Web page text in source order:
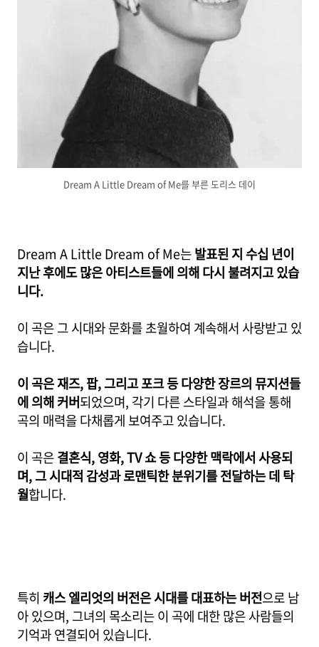
Dream A Little Dream of Me를 부른 도리스 데이
Dream A Little Dream of Me는발표된 지 수십 년이
지난 후에도 많은 아티스트들에 의해 다시 불려지고 있습
니다.
이 곡은 그 시대와 문화를 초월하여 계속해서 사랑받고 있
습니다.
이 곡은 재즈, 팝, 그리고 포크 등 다양한 장르의 뮤지션들
에 의해 커버되었으며, 각기 다른 스타일과 해석을 통해
곡의 매력을 다채롭게 보여주고 있습니다.
이 곡은결혼식, 영화, TV 쇼 등 다양한 맥락에서 사용되
며, 그 시대적 감성과 로맨틱한 분위기를 전달하는 데 탁
월합니다.
특히 캐스 엘리엇의 버전은 시대를 대표하는 버전으로 남
아 있으며, 그녀의 목소리는 이 곡에 대한 많은 사람들의
기억과 연결되어 있습니다.